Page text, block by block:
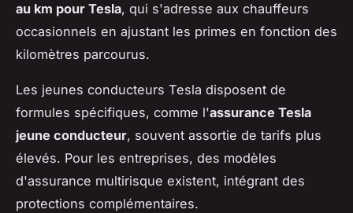
au km pour Tesla, qui s'adresse aux chauffeurs
occasionnels en ajustant les primes en fonction des
kilomètres parcourus.
Les jeunes conducteurs Tesla disposent de
formules spécifiques, comme l'assurance Tesla
jeune conducteur, souvent assortie de tarifs plus
élevés. Pour les entreprises, des modèles
d'assurance multirisque existent, intégrant des
protections complémentaires.